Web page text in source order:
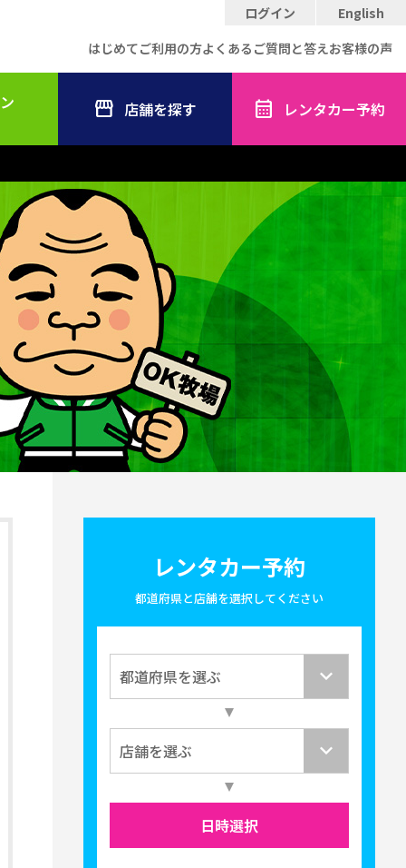
ログイン
English
はじめてご利用の方よくあるご質問と答えお客様の声
店舗を探す レンタカー予約
レンタカー予約
都道府県と店舗を選択してください
日時選択